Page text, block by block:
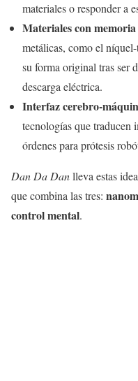
materiales o responder a
Materiales con
metálicas, como el
su forma original tras ser
descarga eléctrica.
Interfaz cerebro-
tecnologías que traducen
órdenes para prótesis
Dan Da Danlleva estas
que combina las tres:
control mental.